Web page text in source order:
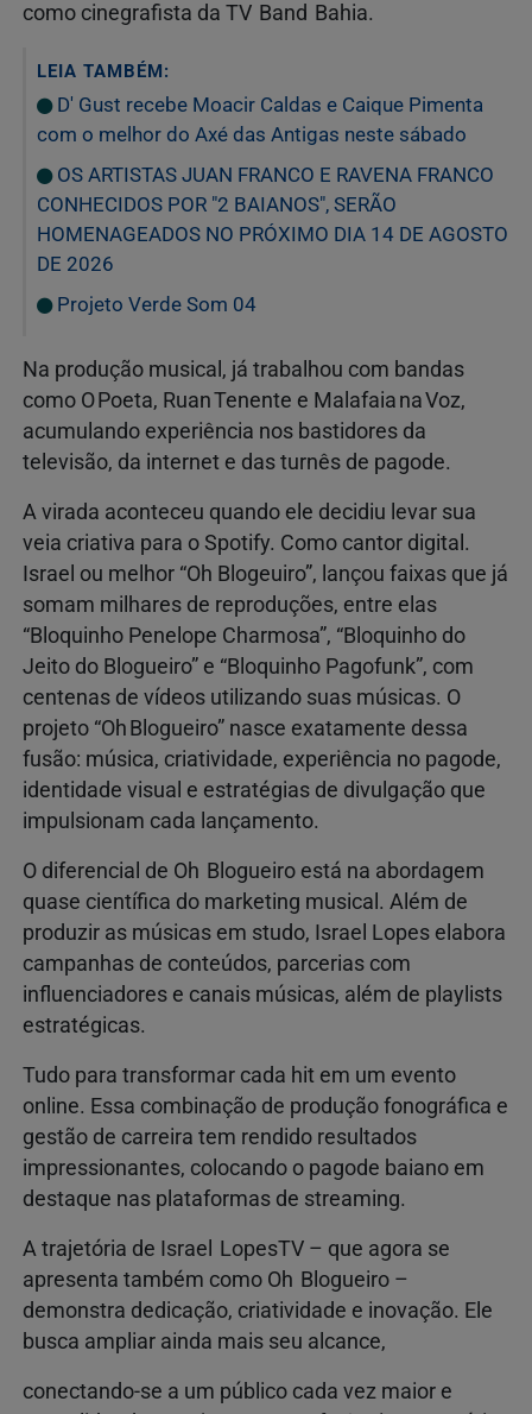
como cinegrafista da TV Band Bahia.
LEIA TAMBÉM:
D' Gust recebe Moacir Caldas e Caique Pimenta
com o melhor do Axé das Antigas neste sábado
OS ARTISTAS JUAN FRANCO E RAVENA FRANCO
CONHECIDOS POR "2 BAIANOS", SERÃO
HOMENAGEADOS NO PRÓXIMO DIA 14 DE AGOSTO
DE 2026
Projeto Verde Som 04
Na produção musical, já trabalhou com bandas
como O Poeta, Ruan Tenente e Malafaia na Voz,
acumulando experiência nos bastidores da
televisão, da internet e das turnês de pagode.
A virada aconteceu quando ele decidiu levar sua
veia criativa para o Spotify. Como cantor digital.
Israel ou melhor “Oh Blogeuiro”, lançou faixas que já
somam milhares de reproduções, entre elas
“Bloquinho Penelope Charmosa”, “Bloquinho do
Jeito do Blogueiro” e “Bloquinho Pagofunk”, com
centenas de vídeos utilizando suas músicas. O
projeto “Oh Blogueiro” nasce exatamente dessa
fusão: música, criatividade, experiência no pagode,
identidade visual e estratégias de divulgação que
impulsionam cada lançamento.
O diferencial de Oh Blogueiro está na abordagem
quase científica do marketing musical. Além de
produzir as músicas em studo, Israel Lopes elabora
campanhas de conteúdos, parcerias com
influenciadores e canais músicas, além de playlists
estratégicas.
Tudo para transformar cada hit em um evento
online. Essa combinação de produção fonográfica e
gestão de carreira tem rendido resultados
impressionantes, colocando o pagode baiano em
destaque nas plataformas de streaming.
A trajetória de Israel LopesTV – que agora se
apresenta também como Oh Blogueiro –
demonstra dedicação, criatividade e inovação. Ele
busca ampliar ainda mais seu alcance,
conectando‑se a um público cada vez maior e